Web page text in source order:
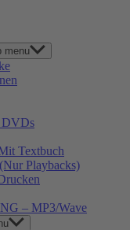
menu
DVDs
Textbuch
Playbacks)
– MP3/Wave